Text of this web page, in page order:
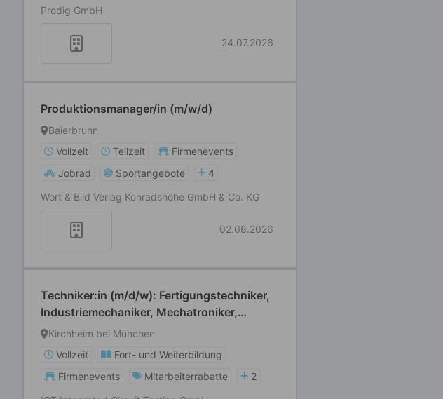
Prodig GmbH
24.07.2026
Produktionsmanager/in (m/w/d)
Baierbrunn
Vollzeit
Teilzeit
Firmenevents
Jobrad
Sportangebote
4
Wort & Bild Verlag Konradshöhe GmbH & Co. KG
02.08.2026
Techniker:in (m/d/w): Fertigungstechniker,
Industriemechaniker, Mechatroniker,
Feinwerkmechaniker
Kirchheim bei München
Vollzeit
Fort- und Weiterbildung
Firmenevents
Mitarbeiterrabatte
2